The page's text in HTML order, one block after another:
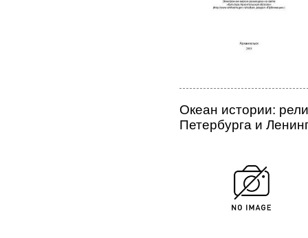
Океан истории:
Петербурга и